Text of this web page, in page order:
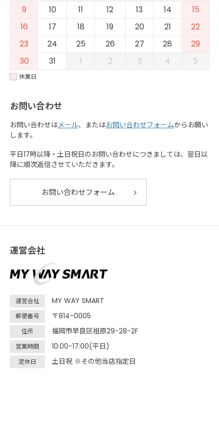
9
10 11 12 13 14
15
16
17 18 19 20 21
22
23
24 25 26 27 28
29
30
31 1 2 3 4 5
休業日
お問い合わせ
お問い合わせはメール、またはお問い合わせフォームからお願い
します。
平日17時以降・土日祝日のお問い合わせにつきましては、翌日以
降に順次返信させていただきます。
お問い合わせフォーム
運営会社
運営会社 MY WAY SMART
郵便番号 〒814-0005
住所 福岡市早良区祖原29-28-2F
営業時間 10:00-17:00(平日)
定休日 土日祝 ※その他当店指定日